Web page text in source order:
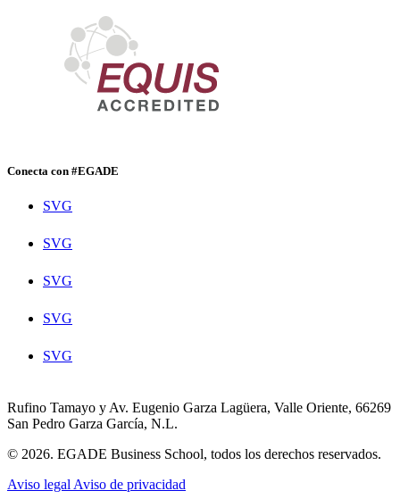
Conecta con #EGADE
SVG
SVG
SVG
SVG
SVG
Rufino Tamayo y Av. Eugenio Garza Lagüera, Valle Oriente, 66269
San Pedro Garza García, N.L.
© 2026. EGADE Business School, todos los derechos reservados.
Aviso legal Aviso de privacidad